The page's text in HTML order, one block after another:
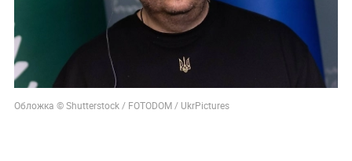
Обложка © Shutterstock / FOTODOM / UkrPictures